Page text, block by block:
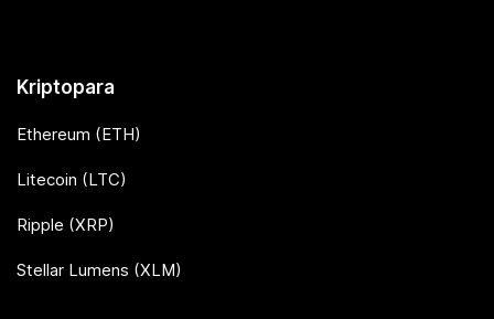
Kriptopara
Ethereum (ETH)
Litecoin (LTC)
Ripple (XRP)
Stellar Lumens (XLM)